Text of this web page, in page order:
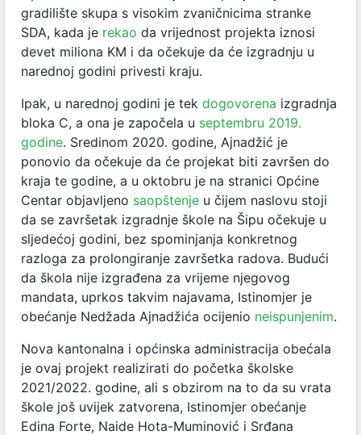
gradilište skupa s visokim zvaničnicima stranke
SDA, kada je rekao da vrijednost projekta iznosi
devet miliona KM i da očekuje da će izgradnju u
narednoj godini privesti kraju.
Ipak, u narednoj godini je tek dogovorena izgradnja
bloka C, a ona je započela u septembru 2019.
godine. Sredinom 2020. godine, Ajnadžić je
ponovio da očekuje da će projekat biti završen do
kraja te godine, a u oktobru je na stranici Općine
Centar objavljeno saopštenje u čijem naslovu stoji
da se završetak izgradnje škole na Šipu očekuje u
sljedećoj godini, bez spominjanja konkretnog
razloga za prolongiranje završetka radova. Budući
da škola nije izgrađena za vrijeme njegovog
mandata, uprkos takvim najavama, Istinomjer je
obećanje Nedžada Ajnadžića ocijenio neispunjenim.
Nova kantonalna i općinska administracija obećala
je ovaj projekt realizirati do početka školske
2021/2022. godine, ali s obzirom na to da su vrata
škole još uvijek zatvorena, Istinomjer obećanje
Edina Forte, Naide Hota-Muminović i Srđana